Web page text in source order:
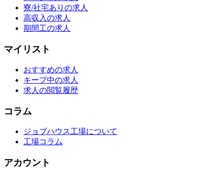
寮/社宅ありの求人
高収入の求人
期間工の求人
マイリスト
おすすめの求人
キープ中の求人
求人の閲覧履歴
コラム
ジョブハウス工場について
工場コラム
アカウント